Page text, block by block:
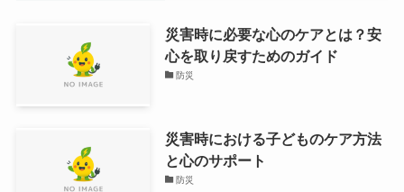
災害時に必要な心のケアとは？安
心を取り戻すためのガイド
防災
災害時における子どものケア方法
と心のサポート
防災